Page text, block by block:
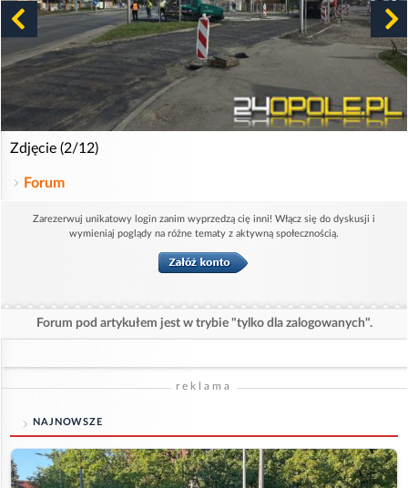
Zdjęcie (2/12)
Forum
Zarezerwuj unikatowy login zanim wyprzedzą cię inni! Włącz się do dyskusji i
wymieniaj poglądy na różne tematy z aktywną społecznością.
Forum pod artykułem jest w trybie "tylko dla zalogowanych".
reklama
NAJNOWSZE